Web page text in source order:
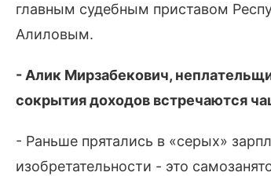
главным судебным приставом
Алиловым.
- Алик Мирзабекович,
сокрытия доходов встречаются
- Раньше прятались в «серых»
изобретательности - это